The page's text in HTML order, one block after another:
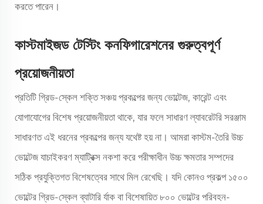
করতে পারেন।
কাস্টমাইজড টেস্টিং কনফিগারেশনের গুরুত্বপূর্ণ
প্রয়োজনীয়তা
প্রতিটি গ্রিড-স্কেল শক্তি সঞ্চয় প্রকল্পের জন্য ভোল্টেজ, কারেন্ট এবং
যোগাযোগের বিশেষ প্রয়োজনীয়তা থাকে, যার ফলে সাধারণ ল্যাবরেটরি সরঞ্জাম
সাধারণত এই ধরনের প্রকল্পের জন্য যথেষ্ট হয় না। আমরা কাস্টম-তৈরি উচ্চ
ভোল্টেজ যাচাইকরণ ম্যাট্রিক্স নকশা করে পরীক্ষাধীন উচ্চ ক্ষমতার সম্পদের
সঠিক প্রযুক্তিগত বিশেষত্বের সাথে মিল রেখেছি। যদি কোনও প্রকল্প ১৫০০
ভোল্টের গ্রিড-স্কেল ব্যাটারি র্যাক বা বিশেষায়িত ৮০০ ভোল্টের পরিবহন-